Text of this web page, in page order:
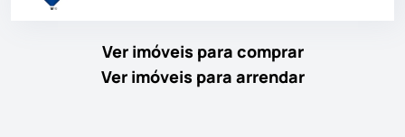
Ver imóveis para comprar
Ver imóveis para arrendar